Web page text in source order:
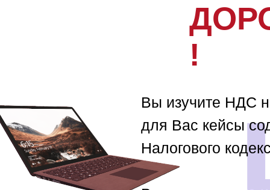
!
Вы изучите НДС
для Вас кейсы
Налогового